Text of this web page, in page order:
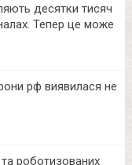
десятки тисяч
Тепер це може
рф виявилася не
роботизованих